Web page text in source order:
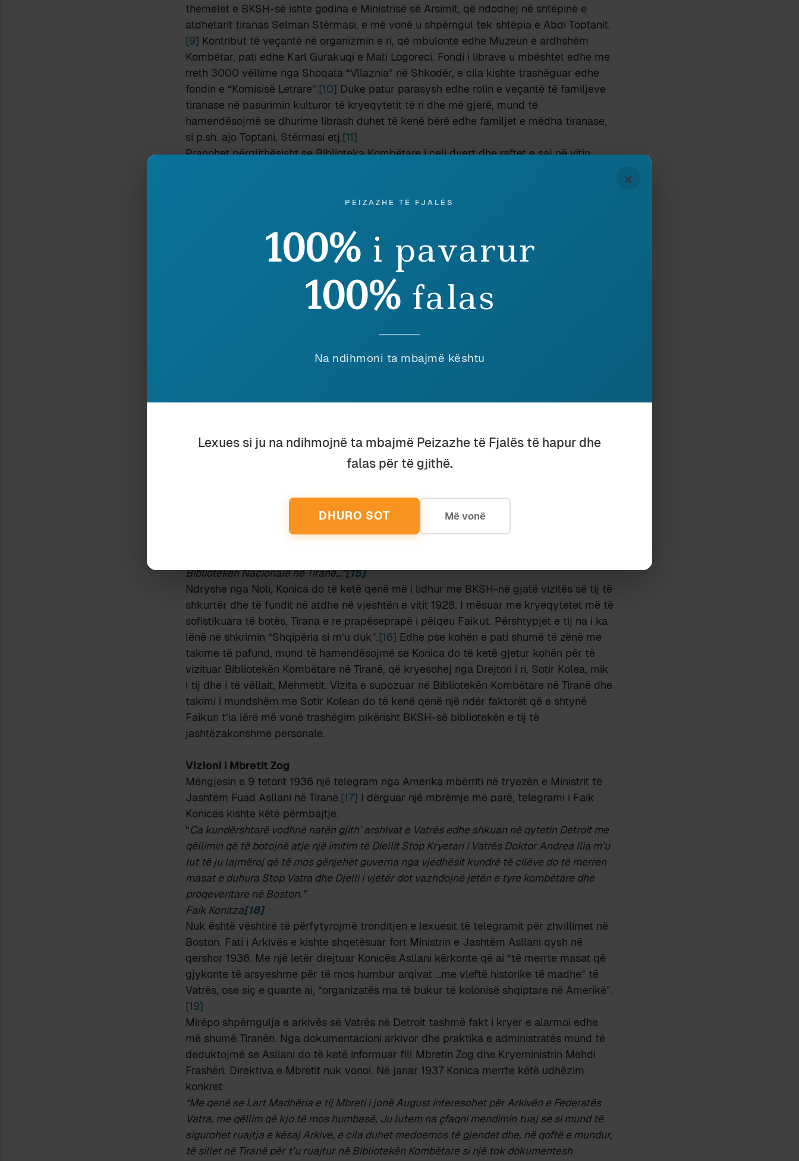
themelet e BKSH-së ishte godina e Ministrisë së Arsimit, që ndodhej në shtëpinë e
atdhetarit tiranas Selman Stërmasi, e më vonë u shpërngul tek shtëpia e Abdi Toptanit.
[9] Kontribut të veçantë në organizmin e ri, që mbulonte edhe Muzeun e ardhshëm
Kombëtar, pati edhe Karl Gurakuqi e Matí Logoreci. Fondi i librave u mbështet edhe me
rreth 3000 vëllime nga Shoqata “Vllaznia” në Shkodër, e cila kishte trashëguar edhe
fondin e “Komisisë Letrare”.[10] Duke patur parasysh edhe rolin e veçantë të familjeve
tiranase në pasurimin kulturor të kryeqytetit të ri dhe më gjerë, mund të
hamendësojmë se dhurime librash duhet të kenë bërë edhe familjet e mëdha tiranase,
si p.sh. ajo Toptani, Stërmasi etj.[11]
Pranohet përgjithësisht se Biblioteka Kombëtare i çeli dyert dhe raftet e saj në vitin
Fig. 1 – Lista e drejtuesve të BKSH-së nga fillesat [fragment].
Trajtimi dhe sistemimi shkencor i fondit në rritje filloi rreth viteve 1930 nën drejtimin e
“rilindësit të fundit” Sotir Kolea [1928-1937], çka përbën edhe fillesat e administrimit
Dëshmitë për kontaktet dhe pikëtakimet e Nolit e Konicës me Bibliotekën Kombëtare
ngarkesës së punës në Parlament apo qeveri, bashkë me përplasjet e pafund politike
dhe jetës së vakët sociale, Noli me gjasë do të gjente edhe kohën për të vizituar
ri nga Kosova, Krist Malokin, që ndodhej për qëllime pune pikërisht në BKSH në Tiranë.
Interesat e mija të veçanta rreth personit t’Uej datojn qysh nga vjeti 1923, qysh atëher
Bibliotekën Nacionale në Tiranë…”[15]
Ndryshe nga Noli, Konica do të ketë qenë më i lidhur me BKSH-në gjatë vizitës së tij të
shkurtër dhe të fundit në atdhe në vjeshtën e vitit 1928. I mësuar me kryeqytetet më të
sofistikuara të botës, Tirana e re prapëseprapë i pëlqeu Faikut. Përshtypjet e tij na i ka
lënë në shkrimin “Shqipëria si m’u duk”.[16] Edhe pse kohën e pati shumë të zënë me
takime të pafund, mund të hamendësojmë se Konica do të ketë gjetur kohën për të
vizituar Bibliotekën Kombëtare në Tiranë, që kryesohej nga Drejtori i ri, Sotir Kolea, mik
i tij dhe i të vëllait, Mehmetit. Vizita e supozuar në Bibliotekën Kombëtare në Tiranë dhe
takimi i mundshëm me Sotir Kolean do të kenë qenë një ndër faktorët që e shtynë
Faikun t’ia lërë më vonë trashëgim pikërisht BKSH-së bibliotekën e tij të
jashtëzakonshme personale.
Vizioni i Mbretit Zog
Mëngjesin e 9 tetorit 1936 një telegram nga Amerika mbërriti në tryezën e Ministrit të
Jashtëm Fuad Asllani në Tiranë.[17] I dërguar një mbrëmje më parë, telegrami i Faik
Konicës kishte këtë përmbajtje:
“Ca kundërshtarë vodhnë natën gjith’ arshivat e Vatrës edhe shkuan në qytetin Detroit me
qëllimin që të botojnë atje një imitim të Diellit Stop Kryetari i Vatrës Doktor Andrea Ilia m’u
lut të ju lajmëroj që të mos gënjehet guverna nga vjedhësit kundrë të cilëve do të merren
masat e duhura Stop Vatra dhe Djelli i vjetër dot vazhdojnë jetën e tyre kombëtare dhe
proqeveritare në Boston.”
Faik Konitza[18]
Nuk është vështirë të përfytyrojmë tronditjen e lexuesit të telegramit për zhvillimet në
Boston. Fati i Arkivës e kishte shqetësuar fort Ministrin e Jashtëm Asllani qysh në
qershor 1936. Me një letër drejtuar Konicës Asllani kërkonte që ai “të merrte masat që
gjykonte të arsyeshme për të mos humbur arqivat …me vleftë historike të madhe” të
Vatrës, ose siç e quante ai, “organizatës ma të bukur të kolonisë shqiptare në Amerikë”.
[19]
Mirëpo shpërngulja e arkivës së Vatrës në Detroit tashmë fakt i kryer e alarmoi edhe
më shumë Tiranën. Nga dokumentacioni arkivor dhe praktika e administratës mund të
deduktojmë se Asllani do të ketë informuar fill Mbretin Zog dhe Kryeministrin Mehdi
Frashëri. Direktiva e Mbretit nuk vonoi. Në janar 1937 Konica merrte këtë udhëzim
konkret:
“Me qenë se Lart Madhëria e tij Mbreti i jonë August interesohet për Arkivën e Federatës
Vatra, me qëllim që kjo të mos humbasë, Ju lutem na çfaqni mendimin tuaj se si mund të
sigurohet ruajtja e kësaj Arkive, e cila duhet medoemos të gjendet dhe, në qoftë e mundur,
të sillet në Tiranë për t’u ruajtur në Bibliotekën Kombëtare si një tok dokumentesh
×
PEIZAZHE TË FJALËS
100% i pavarur
100% falas
Na ndihmoni ta mbajmë kështu
Lexues si ju na ndihmojnë ta mbajmë Peizazhe të Fjalës të hapur dhe
falas për të gjithë.
DHURO SOT Më vonë